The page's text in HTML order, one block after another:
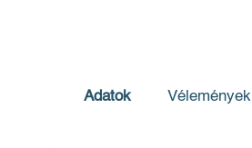
Adatok Vélemények